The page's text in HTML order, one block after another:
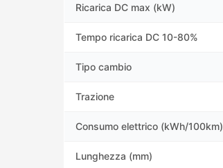
Ricarica DC max (kW)
Tempo ricarica DC 10-80%
Tipo cambio
Trazione
Consumo elettrico (kWh/100km)
Lunghezza (mm)